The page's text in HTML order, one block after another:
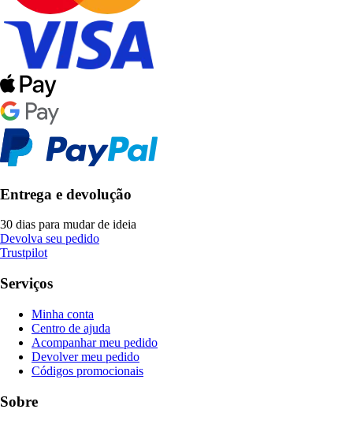
Entrega e devolução
30 dias para mudar de ideia
Devolva seu pedido
Trustpilot
Serviços
Minha conta
Centro de ajuda
Acompanhar meu pedido
Devolver meu pedido
Códigos promocionais
Sobre